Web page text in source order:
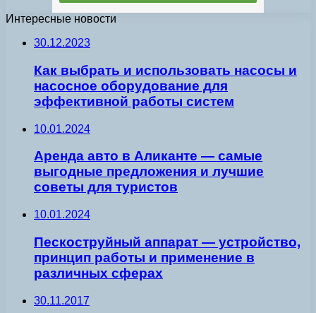
Интересные новости
30.12.2023
Как выбрать и использовать насосы и
насосное оборудование для
эффективной работы систем
10.01.2024
Аренда авто в Аликанте — самые
выгодные предложения и лучшие
советы для туристов
10.01.2024
Пескоструйный аппарат — устройство,
принцип работы и применение в
различных сферах
30.11.2017